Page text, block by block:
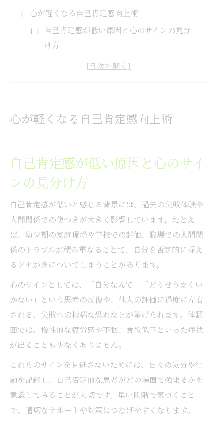
心が軽くなる自己肯定感向上術
自己肯定感が低い原因と心のサインの見分
け方
セラピストによる自己肯定感サポートの特
東京都で自己肯定感を高めるカウンセリン
グ体験
安心感を得るセラピスト体験とは
自己肯定感を深めるセラピストとの対話の
魅力
東京都のカウンセリングで安心感を得るポ
イント
HSPカウンセリングと自己肯定感の相乗効
自己肯定感が安心感につながるプロセス解
説
自己否定から抜け出す道を探して
自己否定をやめて自己肯定感を高める方法
ップ
東京都で受ける自己肯定感サポートの実際
HSP特有の悩みと自己肯定感の相関性
心が軽くなる自己肯定感向上術
自己肯定感が低い原因と心のサイ
ンの見分け方
自己肯定感が低いと感じる背景には、過去の失敗体験や
人間関係での傷つきが大きく影響しています。たとえ
ば、幼少期の家庭環境や学校での評価、職場での人間関
係のトラブルが積み重なることで、自分を否定的に捉え
るクセが身についてしまうことがあります。
心のサインとしては、「自分なんて」「どうせうまくい
かない」という思考の反復や、他人の評価に過度に左右
される、失敗への極端な恐れなどが挙げられます。体調
面では、慢性的な疲労感や不眠、食欲低下といった症状
が出ることも少なくありません。
これらのサインを見逃さないためには、日々の気分や行
動を記録し、自己否定的な思考がどの場面で強まるかを
意識してみることが大切です。早い段階で気づくこと
で、適切なサポートや対策につなげやすくなります。